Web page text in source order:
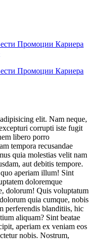
Промоции Кариера
Промоции Кариера
elit. Nam neque,
corrupti iste fugit
libero porro
tempora recusandae
quia molestias velit nam
aut debitis tempore.
aperiam illum! Sint
doloremque
dolorum! Quis voluptatum
quia cumque, nobis
perferendis blanditiis, hic
aliquam? Sint beatae
aperiam ex veniam eos
nobis. Nostrum,